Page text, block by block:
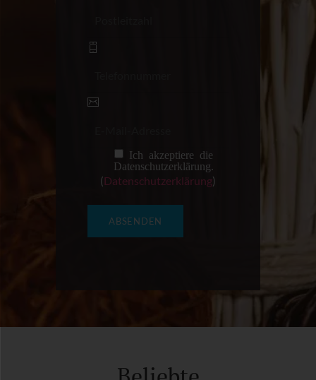
Ich akzeptiere die
Datenschutzerklärung.
(Datenschutzerklärung)